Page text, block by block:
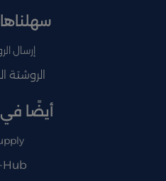
إرسال
الروشتة
أيضًا
Hub